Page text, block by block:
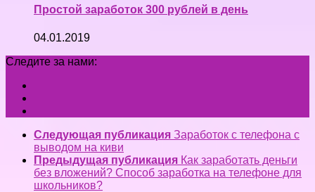
Простой заработок 300 рублей в день
04.01.2019
Следите за нами:
Следующая публикация Заработок с телефона с
выводом на киви
Предыдущая публикация Как заработать деньги
без вложений? Способ заработка на телефоне для
школьников?